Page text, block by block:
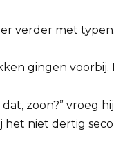
verder met typen.
gingen
dat, zoon?” vroeg
het niet dertig